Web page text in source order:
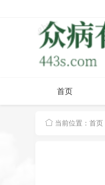
首页
当前位置： 首页